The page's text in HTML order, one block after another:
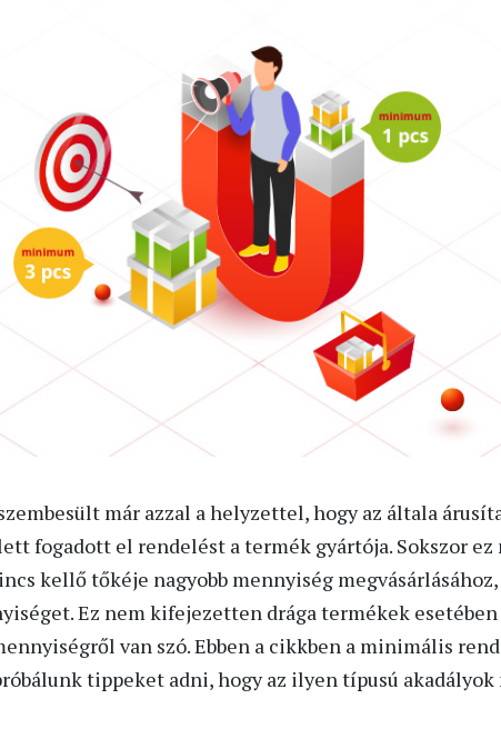
már azzal a helyzettel, hogy az általa
fogadott el rendelést a termék gyártója. Sokszor
kellő tőkéje nagyobb mennyiség
Ez nem kifejezetten drága termékek
van szó. Ebben a cikkben a minimális
tippeket adni, hogy az ilyen típusú